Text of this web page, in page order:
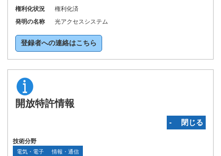
権利化状況
権利化済
発明の名称
光アクセスシステム
登録者への連絡はこちら
開放特許情報
‐ 閉じる
技術分野
電気・電子 情報・通信